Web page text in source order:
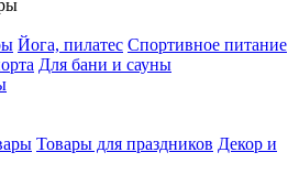
Йога, пилатес Спортивное питание
Для бани и сауны
Товары для праздников Декор и